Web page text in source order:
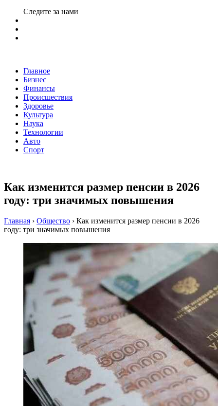
Следите за нами
Главное
Бизнес
Финансы
Происшествия
Здоровье
Культура
Наука
Технологии
Авто
Спорт
Как изменится размер пенсии в 2026
году: три значимых повышения
Главная › Общество › Как изменится размер пенсии в 2026
году: три значимых повышения